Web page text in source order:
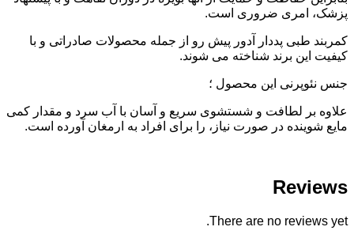
پزشک، امری ضروری است.
کمربند طبی پددار آدور پیش رو از جمله محصولات صادراتی و با
کیفیت این برند شناخته می شوند.
جنس نئوپرنی این محصول ؛
علاوه بر لطافت و شستشوی سریع و آسان با آب سرد و مقدار کمی
مایع شوینده در صورت نیاز، را برای افراد به ارمغان آورده است.
Reviews
There are no reviews yet.